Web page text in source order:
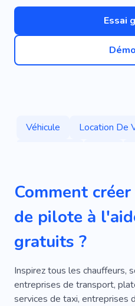
Essai
Véhicule
Location De
Entretien
Transport
Stationnement
Atelier
Entretien De La Voiture
Pièces Automobiles
Automobile
Comment
de pilote à
gratuits ?
Inspirez tous les chauffeurs,
entreprises de transport,
services de taxi, entreprises